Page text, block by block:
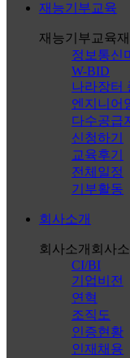
재능기부교육
재능기부교육
정보통신
W-BID
나라장터
엔지니어
다수공급
신청하기
교육후기
전체일정
기부활동
회사소개
회사소개 회사
CI/BI
기업비전
연혁
조직도
인증현황
인재채용